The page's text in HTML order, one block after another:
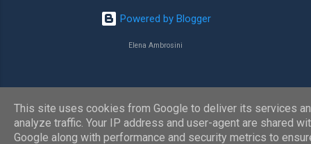
Powered by Blogger
Elena Ambrosini
This site uses cookies from Google to deliver its services
analyze traffic. Your IP address and user-agent are shared
Google along with performance and security metrics to